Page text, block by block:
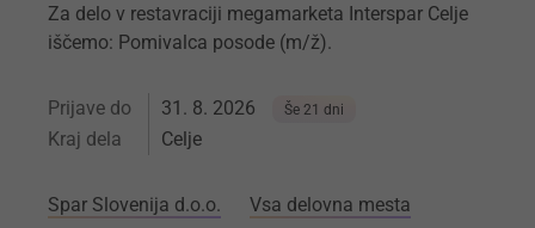
Za delo v restavraciji megamarketa Interspar Celje
iščemo: Pomivalca posode (m/ž).
Prijave do 31. 8. 2026 Še 21 dni
Kraj dela Celje
Spar Slovenija d.o.o. Vsa delovna mesta